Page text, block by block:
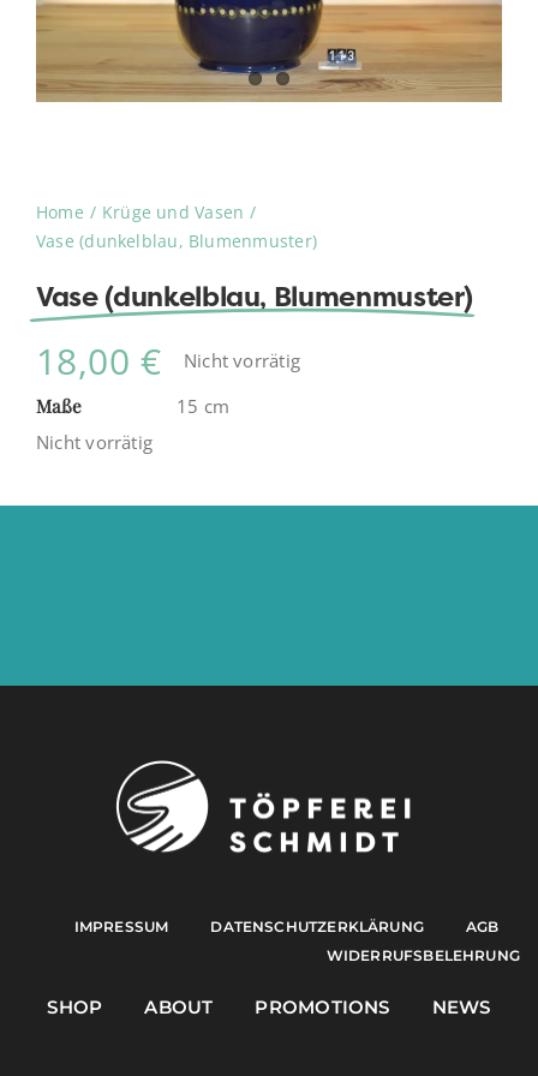
Home
Krüge und Vasen
Vase (dunkelblau, Blumenmuster)
Vase (dunkelblau, Blumenmuster)
18,00 €
Nicht vorrätig
Maße
15 cm
Nicht vorrätig
IMPRESSUM DATENSCHUTZERKLÄRUNG
AGB
WIDERRUFSBELEHRUNG
SHOP ABOUT PROMOTIONS NEWS